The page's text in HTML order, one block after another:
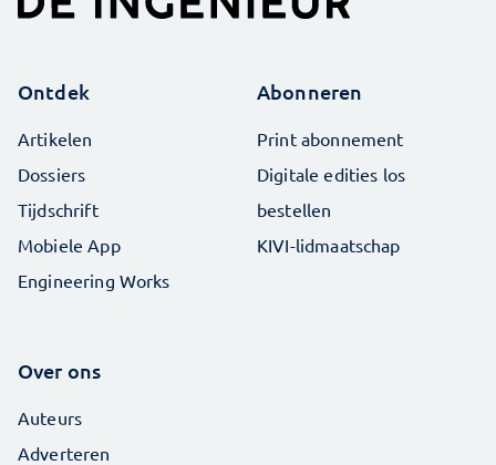
Ontdek
Artikelen
Dossiers
Tijdschrift
Mobiele App
Engineering Works
Abonneren
Print abonnement
Digitale edities los
bestellen
KIVI-lidmaatschap
Over ons
Auteurs
Adverteren